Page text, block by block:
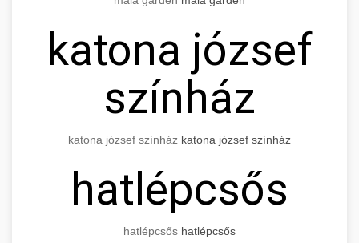
katona józsef
színház
katona józsef színház katona józsef színház
hatlépcsős
hatlépcsős hatlépcsős